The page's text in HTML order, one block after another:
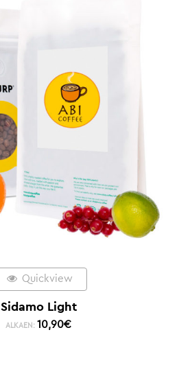
Quickview
Sidamo Light
ALKAEN: 10,90€